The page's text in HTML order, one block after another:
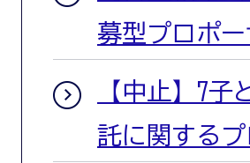
募型プロポ
【中止】7
託に関する